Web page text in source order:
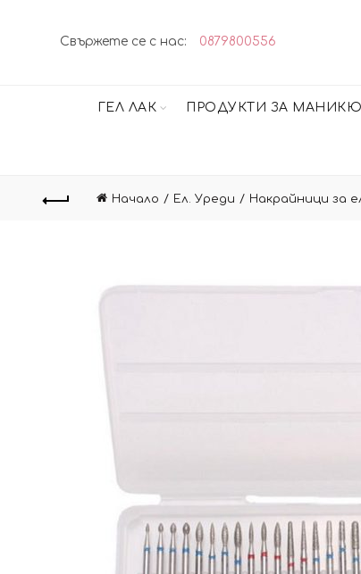
Свържете се с нас: 0879800556
ГЕЛ ЛАК ПРОДУКТИ ЗА
Начало Ел. Уреди Накрайници за